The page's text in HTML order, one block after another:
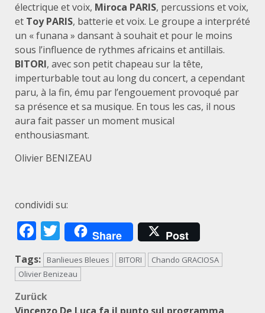
électrique et voix, Miroca PARIS, percussions et voix,
et Toy PARIS, batterie et voix. Le groupe a interprété
un « funana » dansant à souhait et pour le moins
sous l’influence de rythmes africains et antillais.
BITORI, avec son petit chapeau sur la tête,
imperturbable tout au long du concert, a cependant
paru, à la fin, ému par l’engouement provoqué par
sa présence et sa musique. En tous les cas, il nous
aura fait passer un moment musical
enthousiasmant.
Olivier BENIZEAU
condividi su:
Facebook
Twitter
Share Post
Tags: Banlieues Bleues BITORI
Chando GRACIOSA
Olivier Benizeau
Beitragsnavigation
Zurück